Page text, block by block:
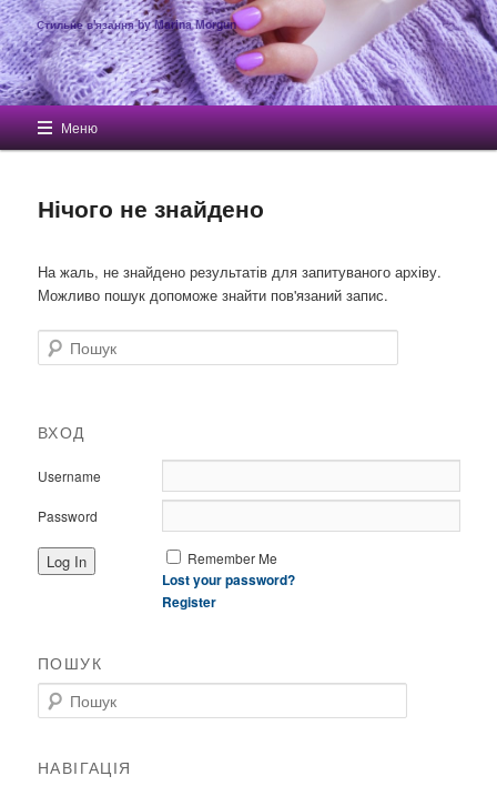
Стильне в'язання by Marina Morgun
Головне меню
Перейти до основного вмісту
Перейти до другорядного вмісту
Меню
Нічого не знайдено
На жаль, не знайдено результатів для запитуваного архіву.
Можливо пошук допоможе знайти пов'язаний запис.
Пошук
ВХОД
Username
Password
Remember Me
Lost your password?
Register
ПОШУК
Пошук
НАВІГАЦІЯ